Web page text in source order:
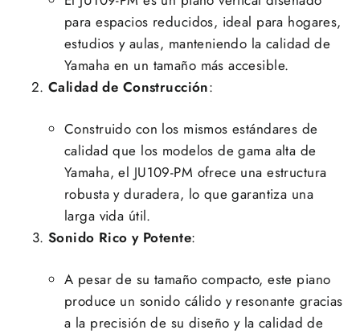
para espacios reducidos, ideal para hogares,
estudios y aulas, manteniendo la calidad de
Yamaha en un tamaño más accesible.
Calidad de Construcción:
Construido con los mismos estándares de
calidad que los modelos de gama alta de
Yamaha, el JU109-PM ofrece una estructura
robusta y duradera, lo que garantiza una
larga vida útil.
Sonido Rico y Potente:
A pesar de su tamaño compacto, este piano
produce un sonido cálido y resonante gracias
a la precisión de su diseño y la calidad de